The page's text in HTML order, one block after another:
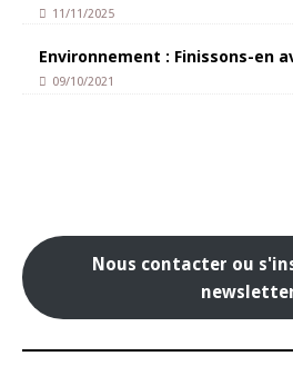
11/11/2025
Environnement : Finissons-en
09/10/2021
Nous contacter ou